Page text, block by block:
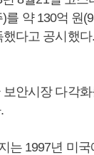
를 약 130억 원
다고 공시했
안시장 다각
는 1997년 미